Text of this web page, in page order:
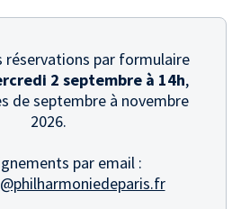
réservations par formulaire
2 septembre à 14h,
de septembre à novembre
2026.
par email :